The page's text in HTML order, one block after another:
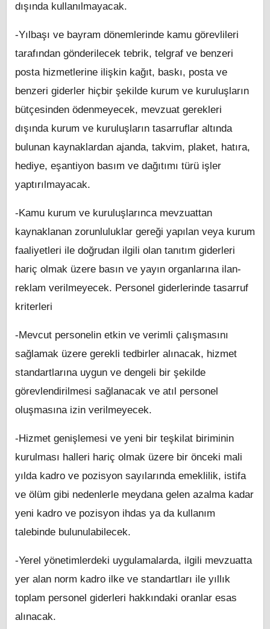
dışında kullanılmayacak.
-Yılbaşı ve bayram dönemlerinde kamu görevlileri
tarafından gönderilecek tebrik, telgraf ve benzeri
posta hizmetlerine ilişkin kağıt, baskı, posta ve
benzeri giderler hiçbir şekilde kurum ve kuruluşların
bütçesinden ödenmeyecek, mevzuat gerekleri
dışında kurum ve kuruluşların tasarruflar altında
bulunan kaynaklardan ajanda, takvim, plaket, hatıra,
hediye, eşantiyon basım ve dağıtımı türü işler
yaptırılmayacak.
-Kamu kurum ve kuruluşlarınca mevzuattan
kaynaklanan zorunluluklar gereği yapılan veya kurum
faaliyetleri ile doğrudan ilgili olan tanıtım giderleri
hariç olmak üzere basın ve yayın organlarına ilan-
reklam verilmeyecek. Personel giderlerinde tasarruf
kriterleri
-Mevcut personelin etkin ve verimli çalışmasını
sağlamak üzere gerekli tedbirler alınacak, hizmet
standartlarına uygun ve dengeli bir şekilde
görevlendirilmesi sağlanacak ve atıl personel
oluşmasına izin verilmeyecek.
-Hizmet genişlemesi ve yeni bir teşkilat biriminin
kurulması halleri hariç olmak üzere bir önceki mali
yılda kadro ve pozisyon sayılarında emeklilik, istifa
ve ölüm gibi nedenlerle meydana gelen azalma kadar
yeni kadro ve pozisyon ihdas ya da kullanım
talebinde bulunulabilecek.
-Yerel yönetimlerdeki uygulamalarda, ilgili mevzuatta
yer alan norm kadro ilke ve standartları ile yıllık
toplam personel giderleri hakkındaki oranlar esas
alınacak.